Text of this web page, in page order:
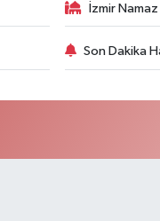
İzmir
Son Dakika